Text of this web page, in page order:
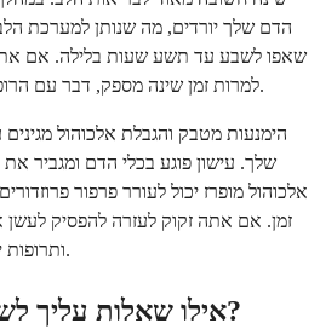
הדם שלך יורדים, מה שנותן למערכת
שאפו לשבע עד תשע שעות בלילה. אם
למרות זמן שינה מספק, דבר עם הרופא שלך לגבי בדיקת דום נשימה.
הימנעות מטבק והגבלת אלכוהול
שלך. עישון פוגע בכלי הדם ומגביר
אלכוהול מופרז יכול לעורר פרפור
זמן. אם אתה זקוק לעזרה להפסיק לעשן
ותרופות יעילות רבות שיכולות לתמוך בך.
אילו שאלות עליך לשאול את הרופא שלך?